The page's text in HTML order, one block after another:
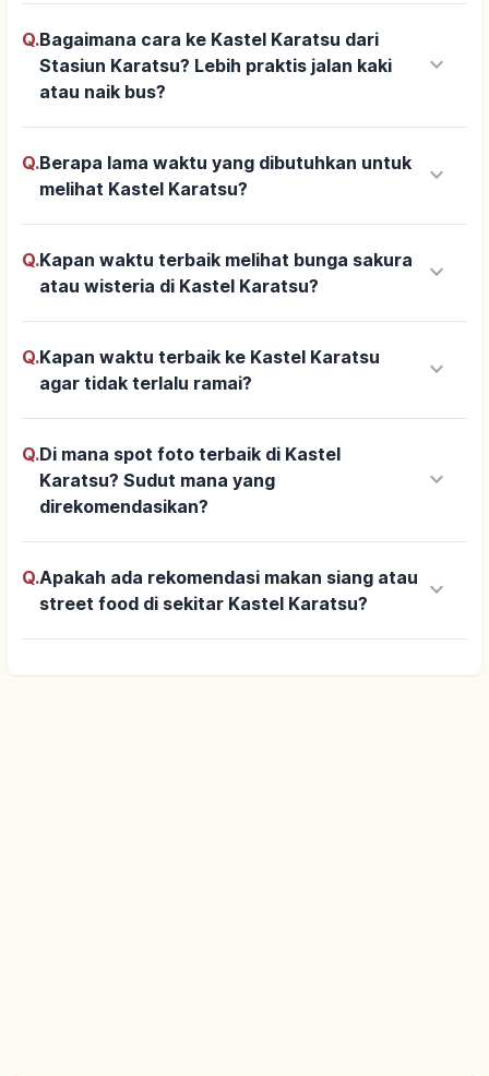
Q.Bagaimana cara ke Kastel Karatsu dari
Stasiun Karatsu? Lebih praktis jalan kaki
atau naik bus?
keyboard_arrow_down
Q.Berapa lama waktu yang dibutuhkan untuk
melihat Kastel Karatsu?
keyboard_arrow_down
Q.Kapan waktu terbaik melihat bunga sakura
atau wisteria di Kastel Karatsu?
keyboard_arrow_down
Q.Kapan waktu terbaik ke Kastel Karatsu
agar tidak terlalu ramai?
keyboard_arrow_down
Q.Di mana spot foto terbaik di Kastel
Karatsu? Sudut mana yang
direkomendasikan?
keyboard_arrow_down
Q.Apakah ada rekomendasi makan siang atau
street food di sekitar Kastel Karatsu?
keyboard_arrow_down